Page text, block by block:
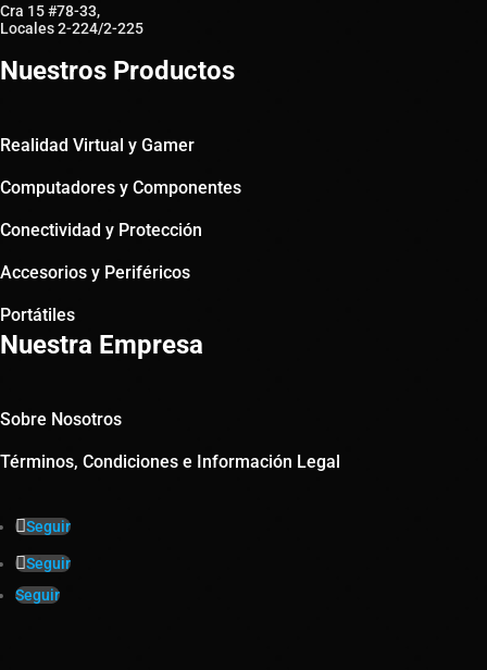
Cra 15 #78-33,
Locales 2-224/2-225
Nuestros Productos
Realidad Virtual y Gamer
Computadores y Componentes
Conectividad y Protección
Accesorios y Periféricos
Portátiles
Nuestra Empresa
Sobre Nosotros
Términos, Condiciones e Información Legal
Seguir
Seguir
Seguir